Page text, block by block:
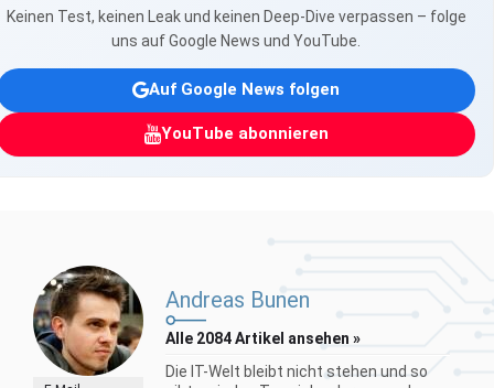
Keinen Test, keinen Leak und keinen Deep-Dive verpassen – folge
uns auf Google News und YouTube.
Auf Google News folgen
YouTube abonnieren
Andreas Bunen
Alle 2084 Artikel ansehen »
Die IT-Welt bleibt nicht stehen und so